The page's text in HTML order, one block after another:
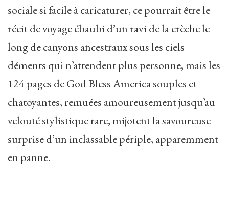
sociale si facile à caricaturer, ce pourrait être le
récit de voyage ébaubi d’un ravi de la crèche le
long de canyons ancestraux sous les ciels
déments qui n’attendent plus personne, mais les
124 pages de God Bless America souples et
chatoyantes, remuées amoureusement jusqu’au
velouté stylistique rare, mijotent la savoureuse
surprise d’un inclassable périple, apparemment
en panne.